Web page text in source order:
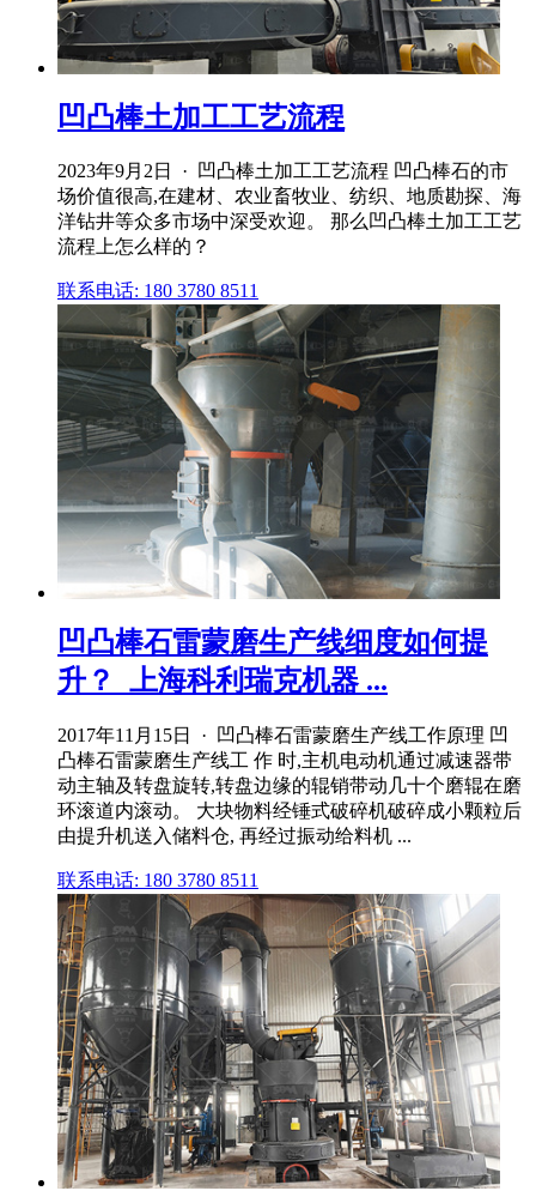
凹凸棒土加工工艺流程
2023年9月2日 · 凹凸棒土加工工艺流程 凹凸棒石的市
场价值很高,在建材、农业畜牧业、纺织、地质勘探、海
洋钻井等众多市场中深受欢迎。 那么凹凸棒土加工工艺
流程上怎么样的？
联系电话: 180 3780 8511
凹凸棒石雷蒙磨生产线细度如何提
升？_上海科利瑞克机器 ...
2017年11月15日 · 凹凸棒石雷蒙磨生产线工作原理 凹
凸棒石雷蒙磨生产线工 作 时,主机电动机通过减速器带
动主轴及转盘旋转,转盘边缘的辊销带动几十个磨辊在磨
环滚道内滚动。 大块物料经锤式破碎机破碎成小颗粒后
由提升机送入储料仓, 再经过振动给料机 ...
联系电话: 180 3780 8511